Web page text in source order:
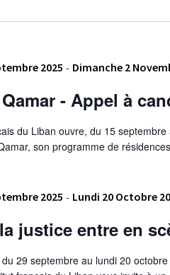
2025 - Dimanche 2
- Appel à
du Liban ouvre, du 15
son programme de
2025 - Lundi 20 Octobre
justice entre en
29 septembre au lundi 20